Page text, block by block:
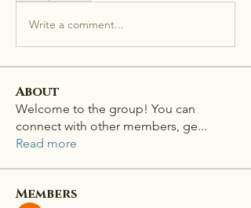
Write a comment...
About
Welcome to the group! You can
connect with other members, ge...
Read more
Members